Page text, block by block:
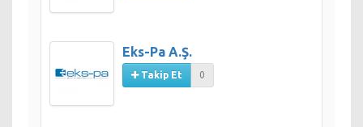
Eks-Pa A.Ş.
Takip Et 0